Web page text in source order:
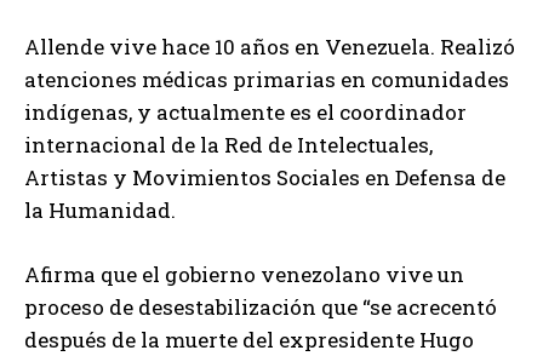
Allende vive hace 10 años en Venezuela. Realizó
atenciones médicas primarias en comunidades
indígenas, y actualmente es el coordinador
internacional de la Red de Intelectuales,
Artistas y Movimientos Sociales en Defensa de
la Humanidad.
Afirma que el gobierno venezolano vive un
proceso de desestabilización que “se acrecentó
después de la muerte del expresidente Hugo